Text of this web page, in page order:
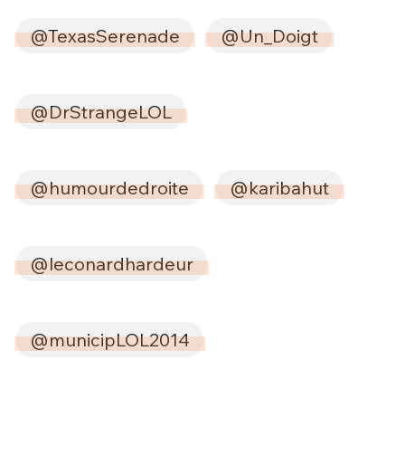
@TexasSerenade @Un_Doigt
@DrStrangeLOL
@humourdedroite @karibahut
@leconardhardeur
@municipLOL2014